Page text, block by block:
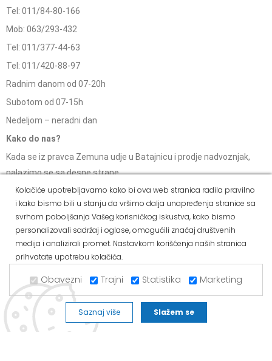
Tel: 011/84-80-166
Mob: 063/293-432
Tel: 011/377-44-63
Tel: 011/420-88-97
Radnim danom od 07-20h
Subotom od 07-15h
Nedeljom – neradni dan
Kako do nas?
Kada se iz pravca Zemuna udje u Batajnicu i prodje nadvoznjak,
nalazimo se sa desne strane.
ALVOS NOVA PAZOVA
Kralja Petra I Karađorđevića 62/2, Nova Pazova
Mob: 063/293-014
Tel: 011/420-88-97
novapazova@alvos.rs
Radnim danom od 07-20h
Kolačiće upotrebljavamo kako bi ova web stranica radila pravilno
i kako bismo bili u stanju da vršimo dalja unapređenja stranice sa
svrhom poboljšanja Vašeg korisničkog iskustva, kako bismo
personalizovali sadržaj i oglase, omogućili značaj društvenih
medija i analizirali promet. Nastavkom korišćenja naših stranica
prihvatate upotrebu kolačića.
Obavezni Trajni Statistika Marketing
Saznaj više Slažem se